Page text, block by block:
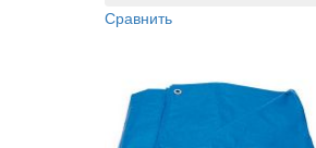
Сравнить